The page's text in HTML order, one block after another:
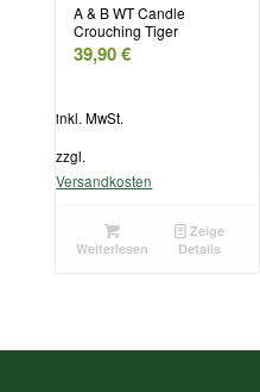
A & B WT Candle
Crouching Tiger
39,90€
inkl. MwSt.
zzgl.
Versandkosten
Weiterlesen
Zeige
Details